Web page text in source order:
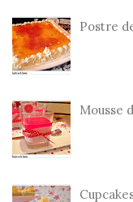
Postre
Mousse